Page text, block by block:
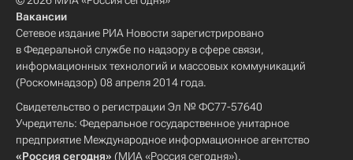
Вакансии
Сетевое издание РИА Новости зарегистрировано
в Федеральной службе по надзору в сфере связи,
информационных технологий и массовых коммуникаций
(Роскомнадзор) 08 апреля 2014 года.
Свидетельство о регистрации Эл № ФС77-57640
Учредитель: Федеральное государственное унитарное
предприятие Международное информационное агентство
«Россия сегодня» (МИА «Россия сегодня»).